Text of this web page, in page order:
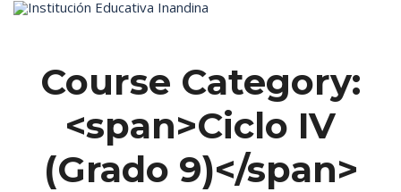
Inicio
Course Category:
<span>Ciclo IV
(Grado 9)</span>